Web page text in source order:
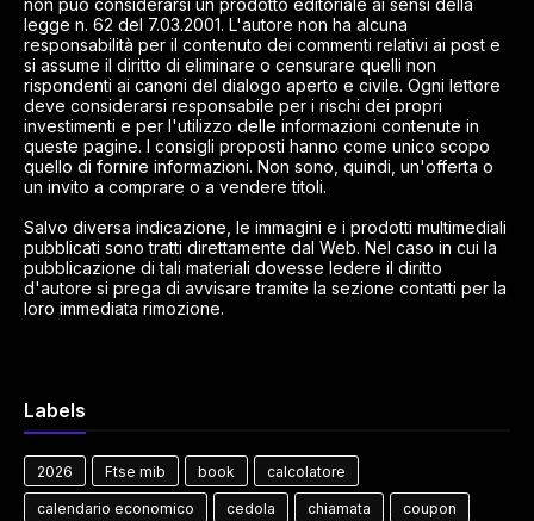
non può considerarsi un prodotto editoriale ai sensi della
legge n. 62 del 7.03.2001. L'autore non ha alcuna
responsabilità per il contenuto dei commenti relativi ai post e
si assume il diritto di eliminare o censurare quelli non
rispondenti ai canoni del dialogo aperto e civile. Ogni lettore
deve considerarsi responsabile per i rischi dei propri
investimenti e per l'utilizzo delle informazioni contenute in
queste pagine. I consigli proposti hanno come unico scopo
quello di fornire informazioni. Non sono, quindi, un'offerta o
un invito a comprare o a vendere titoli.
Salvo diversa indicazione, le immagini e i prodotti multimediali
pubblicati sono tratti direttamente dal Web. Nel caso in cui la
pubblicazione di tali materiali dovesse ledere il diritto
d'autore si prega di avvisare tramite la sezione contatti per la
loro immediata rimozione.
Labels
2026 Ftse mib book calcolatore
calendario economico cedola chiamata coupon